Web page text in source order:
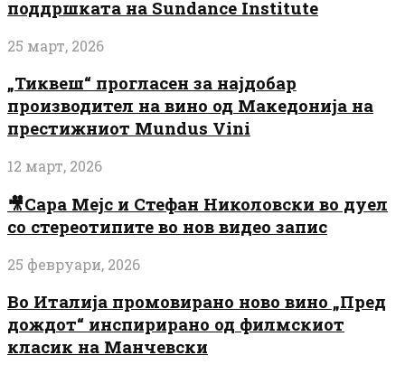
поддршката на Sundance Institute
25 март, 2026
„Тиквеш“ прогласен за најдобар
производител на вино од Македонија на
престижниот Mundus Vini
12 март, 2026
🎥Сара Мејс и Стефан Николовски во дуел
со стереотипите во нов видео запис
25 февруари, 2026
Во Италија промовирано ново вино „Пред
дождот“ инспирирано од филмскиот
класик на Манчевски